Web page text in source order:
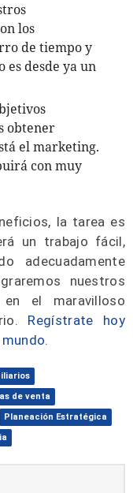
los
de tiempo y
desde ya un
obtener
el marketing.
con muy
la tarea es
un trabajo fácil,
adecuadamente
nuestros
en el maravilloso
Regístrate hoy
de venta
Planeación Estratégica